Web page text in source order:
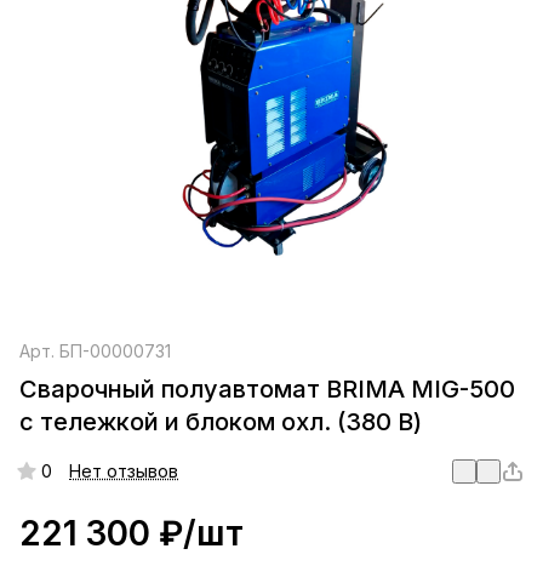
Арт. БП-00000731
Сварочный полуавтомат BRIMA MIG-500
с тележкой и блоком охл. (380 В)
0 Нет отзывов
221 300 ₽/шт